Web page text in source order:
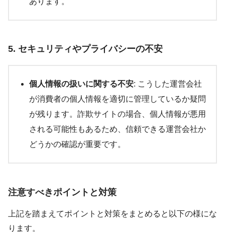
5. セキュリティやプライバシーの不安
個人情報の扱いに関する不安: こうした運営会社
が消費者の個人情報を適切に管理しているか疑問
が残ります。詐欺サイトの場合、個人情報が悪用
される可能性もあるため、信頼できる運営会社か
どうかの確認が重要です。
注意すべきポイントと対策
上記を踏まえてポイントと対策をまとめると以下の様にな
ります。